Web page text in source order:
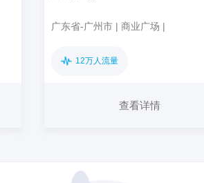
广东省-广州市 | 商业广场 |
12万人流量
查看详情